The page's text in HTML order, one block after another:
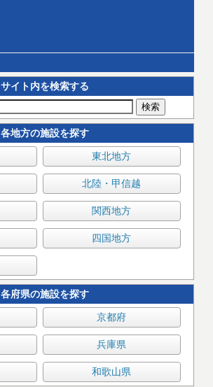
サイト内を検索する
各地方の施設を探す
東北地方
北陸・甲信越
関西地方
四国地方
各府県の施設を探す
京都府
兵庫県
和歌山県